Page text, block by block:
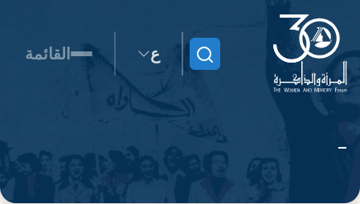
ابحث ع القائمة